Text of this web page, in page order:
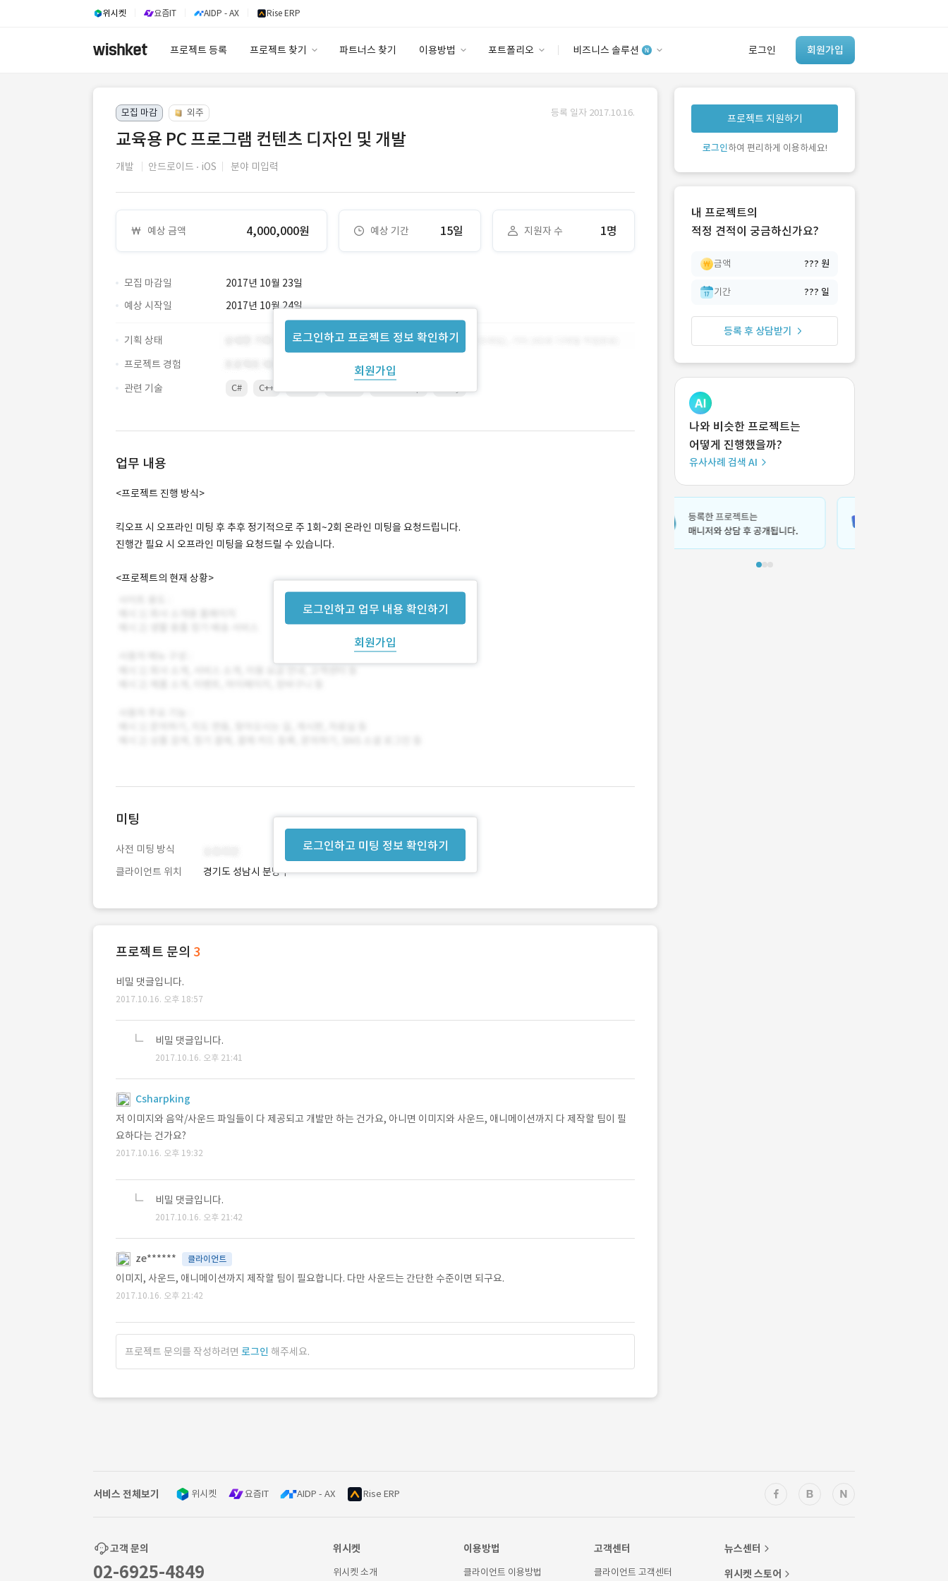
위시켓 요즘IT AIDP - AX Rise ERP
프로젝트 등록 프로젝트 찾기 파트너스 찾기 이용방법 포트폴리오 비즈니스 솔루션 로그인 회원가입
안심 코드 케어
유사사례 검색 AI
‘이런 거’ 만들어본
개발 회사 있어?
모집 마감 외주 등록 일자 2017.10.16.
교육용 PC 프로그램 컨텐츠 디자인 및 개발
개발 안드로이드 iOS 분야 미입력
예상 금액 4,000,000원 예상 기간 15일 지원자 수 1명
모집 마감일 2017년 10월 23일
로그인하고 프로젝트 정보 확인하기
회원가입
예상 시작일 2017년 10월 24일
기획 상태
프로젝트 경험
관련 기술
C# C++
업무 내용
로그인하고 업무 내용 확인하기
회원가입
<프로젝트 진행 방식>
킥오프 시 오프라인 미팅 후 추후 정기적으로 주 1회~2회 온라인 미팅을 요청드립니다.
진행간 필요 시 오프라인 미팅을 요청드릴 수 있습니다.
<프로젝트의 현재 상황>
로그인하고 미팅 정보 확인하기
미팅
사전 미팅 방식
클라이언트 위치
경기도 성남시 분당구
프로젝트 문의 3
비밀 댓글입니다.
2017.10.16. 오후 18:57
비밀 댓글입니다.
2017.10.16. 오후 21:41
Csharpking
저 이미지와 음악/사운드 파일들이 다 제공되고 개발만 하는 건가요, 아니면 이미지와 사운드, 애니메이션까지 다 제작할 팀이 필
요하다는 건가요?
2017.10.16. 오후 19:32
비밀 댓글입니다.
2017.10.16. 오후 21:42
ze****** 클라이언트
이미지, 사운드, 애니메이션까지 제작할 팀이 필요합니다. 다만 사운드는 간단한 수준이면 되구요.
2017.10.16. 오후 21:42
프로젝트 문의를 작성하려면 로그인 해주세요.
프로젝트 지원하기
로그인하여 편리하게 이용하세요!
내 프로젝트의
적정 견적이 궁금하신가요?
금액 ??? 원
기간 ??? 일
등록 후 상담받기
나와 비슷한 프로젝트는
어떻게 진행했을까?
유사사례 검색 AI
서비스 전체보기 위시켓 요즘IT AIDP - AX Rise ERP
고객 문의
02-6925-4849
위시켓
위시켓 소개
이용방법
클라이언트 이용방법
고객센터
클라이언트 고객센터
뉴스센터
위시켓 스토어